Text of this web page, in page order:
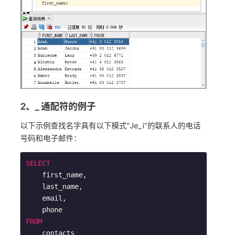
2、_ 通配符的例子
以下示例查找名字具有以下模式“Je_i”的联系人的电话
号码和电子邮件：
SELECT
FROM